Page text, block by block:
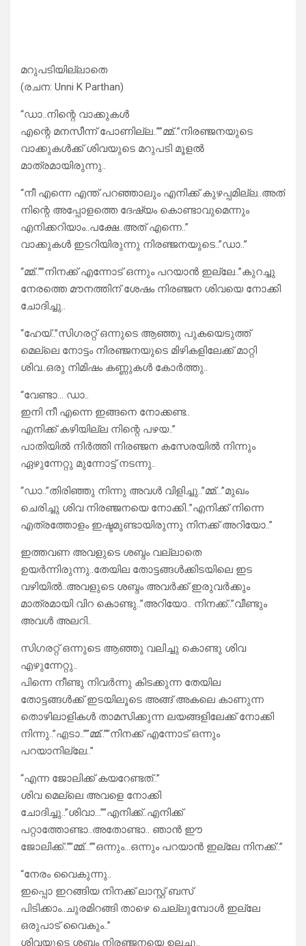
മറുപടിയില്ലാതെ
(രചന: Unni K Parthan)
“ഡാ..നിന്റെ വാക്കുകൾ
എന്റെ മനസീന്ന് പോണില്ല..””മ്മ്..”നിരഞ്ജനയുടെ
വാക്കുകൾക്ക് ശിവയുടെ മറുപടി മൂളൽ
മാത്രമായിരുന്നു..
“നീ എന്നെ എന്ത് പറഞ്ഞാലും എനിക്ക് കുഴപ്പമില്ല..അത്
നിന്റെ അപ്പോളത്തെ ദേഷ്യം കൊണ്ടാവുമെന്നും
എനിക്കറിയാം..പക്ഷേ..അത് എന്നെ..”
വാക്കുകൾ ഇടറിയിരുന്നു നിരഞ്ജനയുടെ..”ഡാ..”
“മ്മ്..””നിനക്ക് എന്നോട് ഒന്നും പറയാൻ ഇല്ലേ..”കുറച്ചു
നേരത്തെ മൗനത്തിന് ശേഷം നിരഞ്ജന ശിവയെ നോക്കി
ചോദിച്ചു..
“ഹേയ്..”സിഗരറ്റ് ഒന്നുടെ ആഞ്ഞു പുകയെടുത്ത്
മെല്ലെ നോട്ടം നിരഞ്ജനയുടെ മിഴികളിലേക്ക് മാറ്റി
ശിവ..ഒരു നിമിഷം കണ്ണുകൾ കോർത്തു..
“വേണ്ടാ… ഡാ..
ഇനി നീ എന്നെ ഇങ്ങനെ നോക്കണ്ട..
എനിക്ക് കഴിയില്ല നിന്റെ പഴയ..”
പാതിയിൽ നിർത്തി നിരഞ്ജന കസേരയിൽ നിന്നും
ഏഴുന്നേറ്റു മുന്നോട്ട് നടന്നു..
“ഡാ..”തിരിഞ്ഞു നിന്നു അവൾ വിളിച്ചു..”മ്മ്…”മുഖം
ചെരിച്ചു ശിവ നിരഞ്ജനയെ നോക്കി..”എനിക്ക് നിന്നെ
എത്രത്തോളം ഇഷ്ടമുണ്ടായിരുന്നു നിനക്ക് അറിയോ..”
ഇത്തവണ അവളുടെ ശബ്ദം വല്ലാതെ
ഉയർന്നിരുന്നു..തേയില തോട്ടങ്ങൾക്കിടയിലെ ഇട
വഴിയിൽ..അവളുടെ ശബ്ദം അവർക്ക് ഇരുവർക്കും
മാത്രമായി വിറ കൊണ്ടു..”അറിയോ.. നിനക്ക്..”വീണ്ടും
അവൾ അലറി..
സിഗരറ്റ് ഒന്നുടെ ആഞ്ഞു വലിച്ചു കൊണ്ടു ശിവ
എഴുന്നേറ്റു..
പിന്നെ നീണ്ടു നിവർന്നു കിടക്കുന്ന തേയില
തോട്ടങ്ങൾക്ക് ഇടയിലൂടെ അങ്ങ് അകലെ കാണുന്ന
തൊഴിലാളികൾ താമസിക്കുന്ന ലയങ്ങളിലേക്ക് നോക്കി
നിന്നു..”എടാ..””മ്മ്..””നിനക്ക് എന്നോട് ഒന്നും
പറയാനില്ലേ..”
“എന്ന ജോലിക്ക് കയറേണ്ടത്..”
ശിവ മെല്ലെ അവളെ നോക്കി
ചോദിച്ചു..”ശിവാ…””എനിക്ക്..എനിക്ക്
പറ്റാത്തോണ്ടാ..അതോണ്ടാ.. ഞാൻ ഈ
ജോലിക്ക്..””മ്മ്…””ഒന്നും…ഒന്നും പറയാൻ ഇല്ലേ നിനക്ക്..”
“നേരം വൈകുന്നു..
ഇപ്പൊ ഇറങ്ങിയ നിനക്ക് ലാസ്റ്റ് ബസ്
പിടിക്കാം..ചുരമിറങ്ങി താഴെ ചെല്ലുമ്പോൾ ഇല്ലേ
ഒരുപാട് വൈകും..”
ശിവയുടെ ശബ്ദം നിരഞ്ജനയെ ഉലച്ചു..